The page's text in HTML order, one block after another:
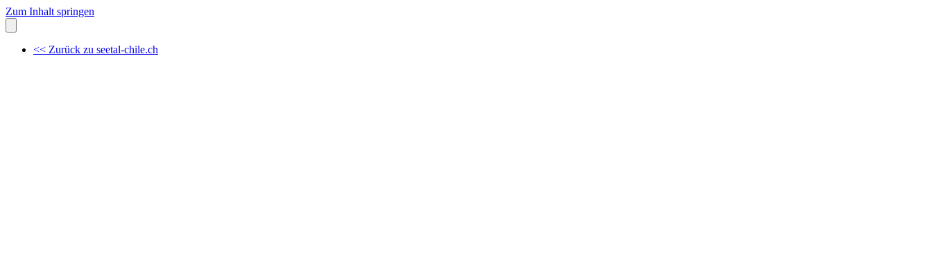
Zum Inhalt springen
<< Zurück zu seetal-chile.ch